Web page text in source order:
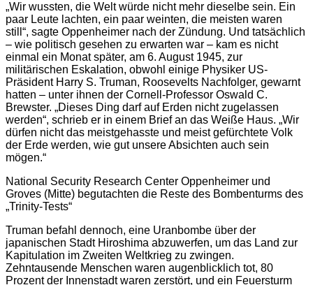
„Wir wussten, die Welt würde nicht mehr dieselbe sein. Ein
paar Leute lachten, ein paar weinten, die meisten waren
still“, sagte Oppenheimer nach der Zündung. Und tatsächlich
– wie politisch gesehen zu erwarten war – kam es nicht
einmal ein Monat später, am 6. August 1945, zur
militärischen Eskalation, obwohl einige Physiker US-
Präsident Harry S. Truman, Roosevelts Nachfolger, gewarnt
hatten – unter ihnen der Cornell-Professor Oswald C.
Brewster. „Dieses Ding darf auf Erden nicht zugelassen
werden“, schrieb er in einem Brief an das Weiße Haus. „Wir
dürfen nicht das meistgehasste und meist gefürchtete Volk
der Erde werden, wie gut unsere Absichten auch sein
mögen.“
National Security Research Center Oppenheimer und
Groves (Mitte) begutachten die Reste des Bombenturms des
„Trinity-Tests“
Truman befahl dennoch, eine Uranbombe über der
japanischen Stadt Hiroshima abzuwerfen, um das Land zur
Kapitulation im Zweiten Weltkrieg zu zwingen.
Zehntausende Menschen waren augenblicklich tot, 80
Prozent der Innenstadt waren zerstört, und ein Feuersturm